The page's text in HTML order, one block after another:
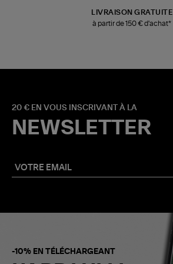
LIVRAISON GRATUITE
à partir de 150 € d'achat*
20 € EN VOUS INSCRIVANT À LA
NEWSLETTER
-10% EN TÉLÉCHARGEANT